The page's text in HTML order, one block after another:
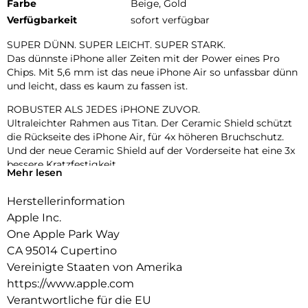
Farbe
Beige, Gold
Verfügbarkeit
sofort verfügbar
SUPER DÜNN. SUPER LEICHT. SUPER STARK.
Das dünnste iPhone aller Zeiten mit der Power eines Pro
Chips. Mit 5,6 mm ist das neue iPhone Air so unfassbar dünn
und leicht, dass es kaum zu fassen ist.
ROBUSTER ALS JEDES iPHONE ZUVOR.
Ultraleichter Rahmen aus Titan. Der Ceramic Shield schützt
die Rückseite des iPhone Air, für 4x höheren Bruchschutz.
Und der neue Ceramic Shield auf der Vorderseite hat eine 3x
bessere Kratzfestigkeit.
48 MP Fusion Kamera-System mit 2x Zoom in optischer
Qualität. Mach einfach perfekte Aufnahmen – direkt von dort,
wo du stehst.
18MP CENTER STAGE FRONTKAMERA.
Flexible Bildausschnitte. Smarte Gruppenselfies, Videos mit
doppelter Aufnahme von Front- und Rückkamera und mehr.
A19 PRO CHIP. EXTREM SCHNELL. EXTREM EFFIZIENT.
Mehr lesen
Herstellerinformation
Apple Inc.
One Apple Park Way
CA 95014 Cupertino
Vereinigte Staaten von Amerika
https://www.apple.com
Verantwortliche für die EU